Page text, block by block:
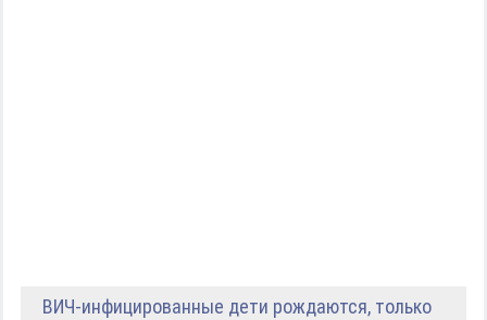
ВИЧ-инфицированные дети рождаются, только